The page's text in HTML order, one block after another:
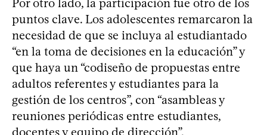
puntos clave. Los adolescentes remarcaron la
necesidad de que se incluya al estudiantado
“en la toma de decisiones en la educación” y
que haya un “codiseño de propuestas entre
adultos referentes y estudiantes para la
gestión de los centros”, con “asambleas y
reuniones periódicas entre estudiantes,
docentes y equipo de dirección”.